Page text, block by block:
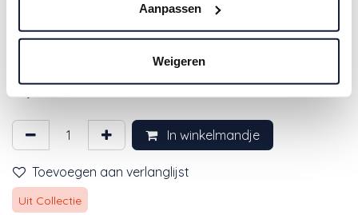
Aanpassen
Weigeren
Laessig | Washandje Muslin
Powder Blue Blauw 3-pack
11,95€
In winkelmandje
Toevoegen aan verlanglijst
Uit Collectie